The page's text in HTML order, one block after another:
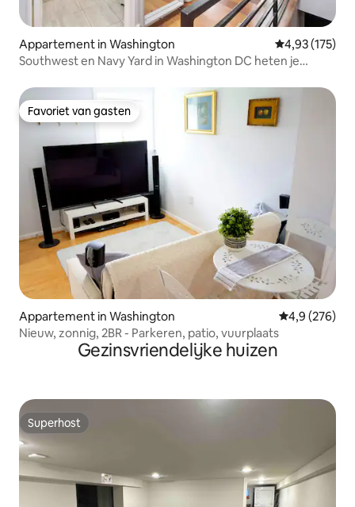
Appartement in Washington Gemiddelde
4,93 (175)
Southwest en Navy Yard in Washington DC heten je
Favoriet van gasten
Favoriet van gasten
Appartement in Washington Gemiddelde
4,9 (276)
Nieuw, zonnig, 2BR - Parkeren, patio, vuurplaats
Gezinsvriendelijke huizen
Superhost
Superhost